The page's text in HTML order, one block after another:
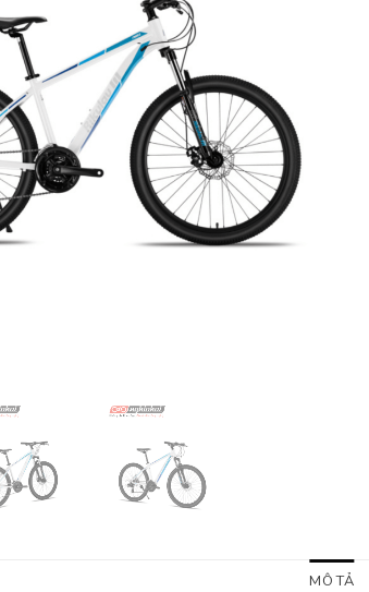
MÔ TẢ